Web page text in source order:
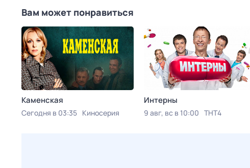
Вам может понравиться
Каменская
Сегодня в 03:35 Киносерия
Интерны
9 авг, вс в 10:00 ТНТ4